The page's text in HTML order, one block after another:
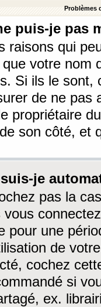
Problèmes
puis-je pas
raisons qui
votre nom
Si ils le sont,
de ne pas
propriétaire
son côté, et
je
pas la
vous
pour une
de
cochez
si
ex.